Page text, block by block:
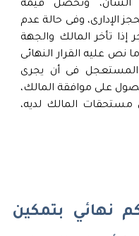
وتحصل قيمة
الإدارى، وفى حالة عدم
إذا تأخر المالك والجهة
نص عليه القرار النهائى
فى أن يجرى
على موافقة المالك،
المالك لديه،
نهائي بتمكين